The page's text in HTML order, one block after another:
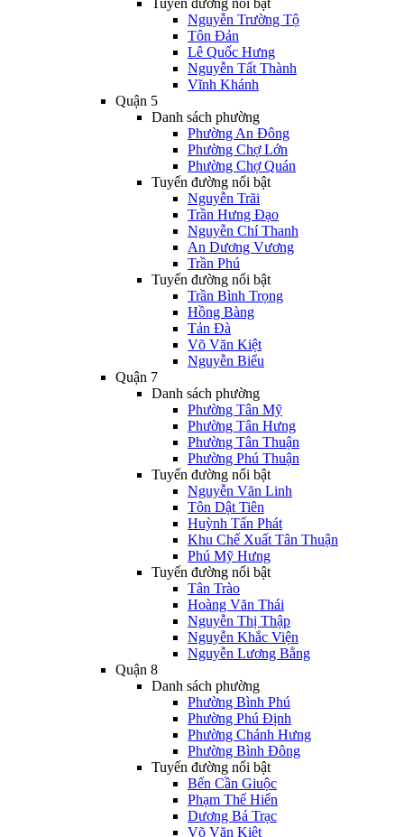
Tuyến đường nổi bật
Nguyễn Trường Tộ
Tôn Đản
Lê Quốc Hưng
Nguyễn Tất Thành
Vĩnh Khánh
Quận 5
Danh sách phường
Phường An Đông
Phường Chợ Lớn
Phường Chợ Quán
Tuyến đường nổi bật
Nguyễn Trãi
Trần Hưng Đạo
Nguyễn Chí Thanh
An Dương Vương
Trần Phú
Tuyến đường nổi bật
Trần Bình Trọng
Hồng Bàng
Tản Đà
Võ Văn Kiệt
Nguyễn Biểu
Quận 7
Danh sách phường
Phường Tân Mỹ
Phường Tân Hưng
Phường Tân Thuận
Phường Phú Thuận
Tuyến đường nổi bật
Nguyễn Văn Linh
Tôn Dật Tiên
Huỳnh Tấn Phát
Khu Chế Xuất Tân Thuận
Phú Mỹ Hưng
Tuyến đường nổi bật
Tân Trào
Hoàng Văn Thái
Nguyễn Thị Thập
Nguyễn Khắc Viện
Nguyễn Lương Bằng
Quận 8
Danh sách phường
Phường Bình Phú
Phường Phú Định
Phường Chánh Hưng
Phường Bình Đông
Tuyến đường nổi bật
Bến Cần Giuộc
Phạm Thế Hiển
Dương Bá Trạc
Võ Văn Kiệt